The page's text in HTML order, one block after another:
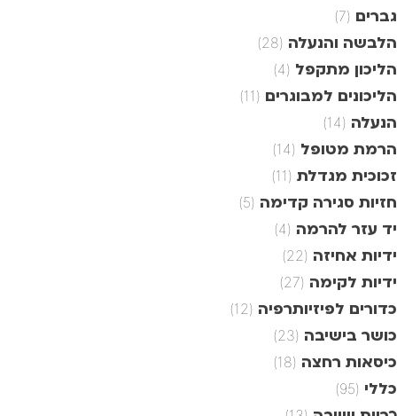
גברים (7)
הלבשה והנעלה (28)
הליכון מתקפל (4)
הליכונים למבוגרים (11)
הנעלה (14)
הרמת מטופל (14)
זכוכית מגדלת (11)
חזיות סגירה קדימה (5)
יד עזר להרמה (4)
ידיות אחיזה (22)
ידיות לקימה (27)
כדורים לפיזיותרפיה (12)
כושר בישיבה (23)
כיסאות רחצה (18)
כללי (95)